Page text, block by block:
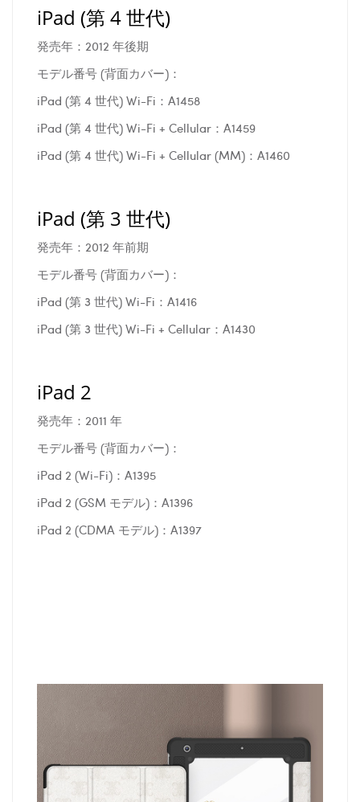
iPad (第 4 世代)
発売年：2012 年後期
モデル番号 (背面カバー)：
iPad (第 4 世代) Wi-Fi：A1458
iPad (第 4 世代) Wi-Fi + Cellular：A1459
iPad (第 4 世代) Wi-Fi + Cellular (MM)：A1460
iPad (第 3 世代)
発売年：2012 年前期
モデル番号 (背面カバー)：
iPad (第 3 世代) Wi-Fi：A1416
iPad (第 3 世代) Wi-Fi + Cellular：A1430
iPad 2
発売年：2011 年
モデル番号 (背面カバー)：
iPad 2 (Wi-Fi)：A1395
iPad 2 (GSM モデル)：A1396
iPad 2 (CDMA モデル)：A1397